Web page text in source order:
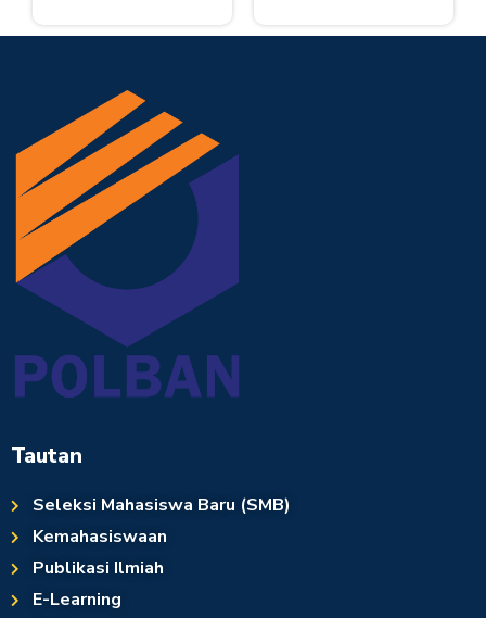
Tautan
Seleksi Mahasiswa Baru (SMB)
Kemahasiswaan
Publikasi Ilmiah
E-Learning